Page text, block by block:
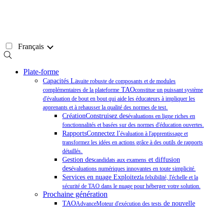
Français
Plate-forme
Capacités Lasuite robuste de composants et de modules
complémentaires de la plateforme TAOconstitue un puissant système
d'évaluation de bout en bout qui aide les éducateurs à impliquer les
apprenants et à rehausser la qualité des normes de test.
CréationConstruisez desévaluations en ligne riches en
fonctionnalités et basées sur des normes d'éducation ouvertes.
RapportsConnectez l'évaluation à l'apprentissage et
transformez les idées en actions grâce à des outils de rapports
détaillés.
Gestion descandidats aux examens et diffusion
desévaluations numériques innovantes en toute simplicité.
Services en nuage Exploitezla felxibilité, l'échelle et la
sécurité de TAO dans le nuage pour héberger votre solution.
Prochaine génération
TAOAdvanceMoteur d'exécution des tests de nouvelle